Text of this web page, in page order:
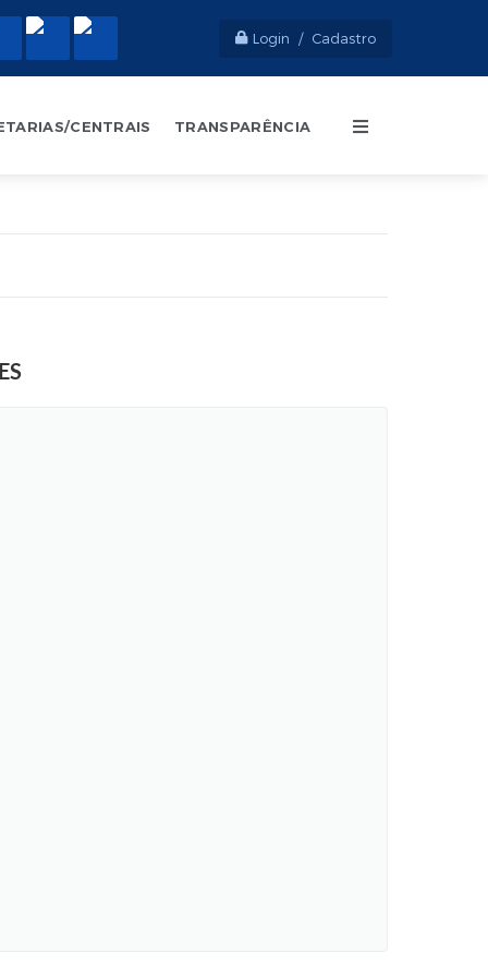
Login / Cadastro
CENTRAIS TRANSPARÊNCIA